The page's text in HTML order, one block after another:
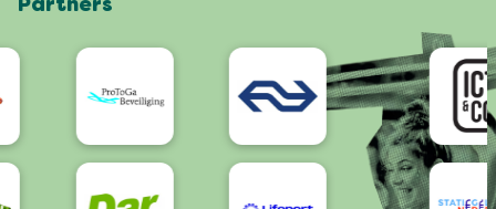
App
Bereikbaarheid/Toegankelijkheid
Partners